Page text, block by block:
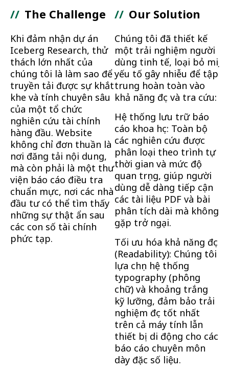
// The Challenge
Khi đảm nhận dự án
Iceberg Research, thử
thách lớn nhất của
chúng tôi là làm sao để
truyền tải được sự khắt
khe và tính chuyên sâu
của một tổ chức
nghiên cứu tài chính
hàng đầu. Website
không chỉ đơn thuần là
nơi đăng tải nội dung,
mà còn phải là một thư
viện báo cáo điều tra
chuẩn mực, nơi các nhà
đầu tư có thể tìm thấy
những sự thật ẩn sau
các con số tài chính
phức tạp.
// Our Solution
Chúng tôi đã thiết kế
một trải nghiệm người
dùng tinh tế, loại bỏ mọi
yếu tố gây nhiễu để tập
trung hoàn toàn vào
khả năng đọc và tra cứu:
Hệ thống lưu trữ báo
cáo khoa học: Toàn bộ
các nghiên cứu được
phân loại theo trình tự
thời gian và mức độ
quan trọng, giúp người
dùng dễ dàng tiếp cận
các tài liệu PDF và bài
phân tích dài mà không
gặp trở ngại.
Tối ưu hóa khả năng đọc
(Readability): Chúng tôi
lựa chọn hệ thống
typography (phông
chữ) và khoảng trắng
kỹ lưỡng, đảm bảo trải
nghiệm đọc tốt nhất
trên cả máy tính lẫn
thiết bị di động cho các
báo cáo chuyên môn
dày đặc số liệu.